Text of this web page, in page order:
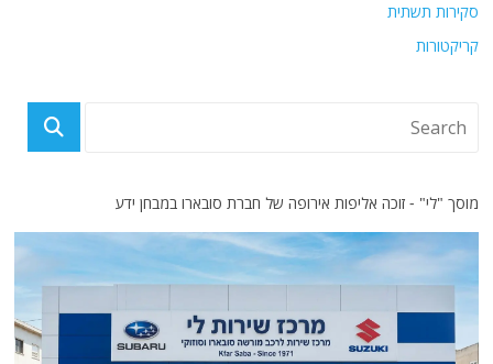
סקירות תשתית
קריקטורות
מוסך "לי" - זוכה אליפות אירופה של חברת סובארו במבחן ידע